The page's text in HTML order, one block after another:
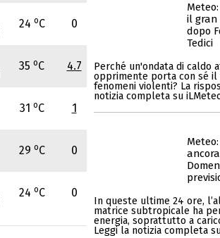
24 oC 0
35 oC 4.7
31 oC 1
29 oC 0
24 oC 0
il gran
dopo
Tedici
Perché un'ondata di caldo
opprimente porta con sé il
fenomeni violenti? La
notizia completa su
In queste ultime 24 ore,
matrice subtropicale ha
energia, soprattutto a
Leggi la notizia completa